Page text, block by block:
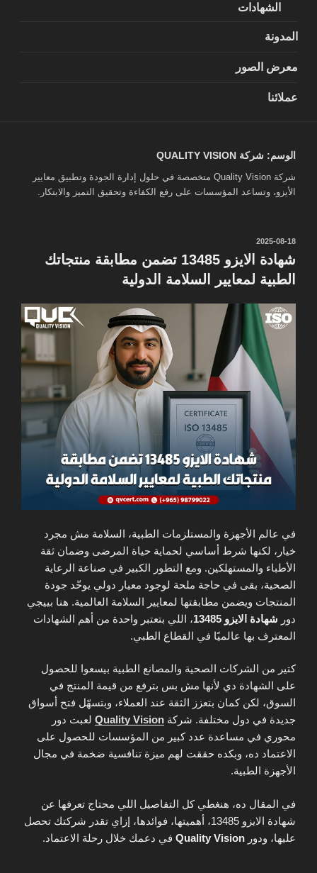
الشهادات
المدونة
معرض الصور
عملائنا
الوسم: شركة QUALITY VISION
شركة Quality Vision متخصصة في حلول إدارة الجودة وتطبيق معايير
الأيزو، وتساعد المؤسسات على رفع الكفاءة وتحقيق التميز والابتكار.
نُشر
2025-08-18
شهادة الايزو 13485 تضمن مطابقة منتجاتك
الطبية لمعايير السلامة الدولية
في عالم الأجهزة والمستلزمات الطبية، السلامة مش مجرد
خيار، لكنها شرط أساسي لحماية حياة المرضى وضمان ثقة
الأطباء والمستهلكين. ومع التطور الكبير في صناعة الرعاية
الصحية، بقى في حاجة ملحة لوجود معيار دولي يوحّد جودة
المنتجات ويضمن مطابقتها لمعايير السلامة العالمية. هنا بييجي
دور شهادة الايزو 13485
، اللي بتعتبر واحدة من أهم الشهادات
المعترف بها عالميًا في القطاع الطبي.
كتير من الشركات الصحية والمصانع الطبية بيسعوا للحصول
على الشهادة دي لأنها مش بس بترفع من قيمة المنتج في
السوق، لكن كمان بتعزز الثقة عند العملاء، وبتسهّل فتح أسواق
جديدة في دول مختلفة. شركة Quality Vision لعبت دور
محوري في مساعدة عدد كبير من المؤسسات للحصول على
الاعتماد ده، وبكده حققت لهم ميزة تنافسية ضخمة في مجال
الأجهزة الطبية.
في المقال ده، هنغطي كل التفاصيل اللي محتاج تعرفها عن
شهادة الايزو 13485، أهميتها، فوائدها، إزاي تقدر شركتك تحصل
عليها، ودور Quality Vision في دعمك خلال رحلة الاعتماد.